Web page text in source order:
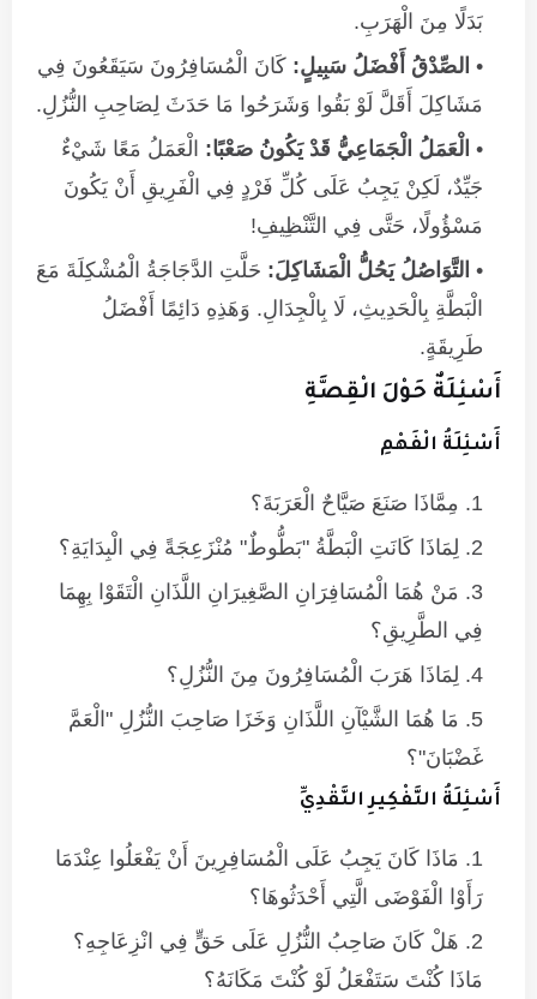
بَدَلًا مِنَ الْهَرَبِ.
الصِّدْقُ أَفْضَلُ سَبِيلٍ: كَانَ الْمُسَافِرُونَ سَيَقَعُونَ فِي
مَشَاكِلَ أَقَلَّ لَوْ بَقُوا وَشَرَحُوا مَا حَدَثَ لِصَاحِبِ النُّزُلِ.
الْعَمَلُ الْجَمَاعِيُّ قَدْ يَكُونُ صَعْبًا: الْعَمَلُ مَعًا شَيْءٌ
جَيِّدٌ، لَكِنْ يَجِبُ عَلَى كُلِّ فَرْدٍ فِي الْفَرِيقِ أَنْ يَكُونَ
مَسْؤُولًا، حَتَّى فِي التَّنْظِيفِ!
التَّوَاصُلُ يَحُلُّ الْمَشَاكِلَ: حَلَّتِ الدَّجَاجَةُ الْمُشْكِلَةَ مَعَ
الْبَطَّةِ بِالْحَدِيثِ، لَا بِالْجِدَالِ. وَهَذِهِ دَائِمًا أَفْضَلُ
طَرِيقَةٍ.
أَسْئِلَةٌ حَوْلَ الْقِصَّةِ
أَسْئِلَةُ الْفَهْمِ
مِمَّاذَا صَنَعَ صَيَّاحٌ الْعَرَبَةَ؟
لِمَاذَا كَانَتِ الْبَطَّةُ "بَطُّوطٌ" مُنْزَعِجَةً فِي الْبِدَايَةِ؟
مَنْ هُمَا الْمُسَافِرَانِ الصَّغِيرَانِ اللَّذَانِ الْتَقَوْا بِهِمَا
فِي الطَّرِيقِ؟
لِمَاذَا هَرَبَ الْمُسَافِرُونَ مِنَ النُّزُلِ؟
مَا هُمَا الشَّيْآنِ اللَّذَانِ وَخَزَا صَاحِبَ النُّزُلِ "الْعَمَّ
غَضْبَانَ"؟
أَسْئِلَةُ التَّفْكِيرِ النَّقْدِيِّ
مَاذَا كَانَ يَجِبُ عَلَى الْمُسَافِرِينَ أَنْ يَفْعَلُوا عِنْدَمَا
رَأَوْا الْفَوْضَى الَّتِي أَحْدَثُوهَا؟
هَلْ كَانَ صَاحِبُ النُّزُلِ عَلَى حَقٍّ فِي انْزِعَاجِهِ؟
مَاذَا كُنْتَ سَتَفْعَلُ لَوْ كُنْتَ مَكَانَهُ؟